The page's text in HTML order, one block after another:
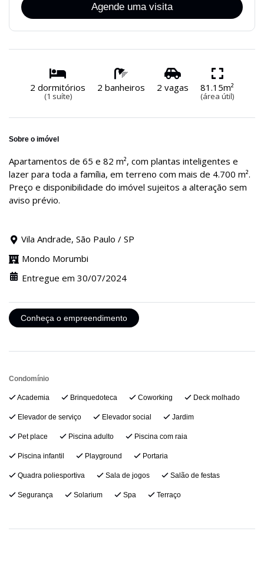
Agende uma visita
2 dormitórios
(1 suíte)
2 banheiros 2 vagas 81.15m²
(área útil)
Sobre o imóvel
Apartamentos de 65 e 82 m², com plantas inteligentes e
lazer para toda a família, em terreno com mais de 4.700 m².
Preço e disponibilidade do imóvel sujeitos a alteração sem
aviso prévio.
Vila Andrade, São Paulo / SP
Mondo Morumbi
Entregue em 30/07/2024
Conheça o empreendimento
Condomínio
Academia Brinquedoteca Coworking Deck molhado
Elevador de serviço Elevador social Jardim
Pet place Piscina adulto Piscina com raia
Piscina infantil Playground Portaria
Quadra poliesportiva Sala de jogos Salão de festas
Segurança Solarium Spa Terraço